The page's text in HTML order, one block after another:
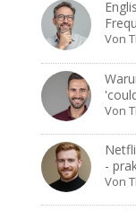
Von
Von
-
Von